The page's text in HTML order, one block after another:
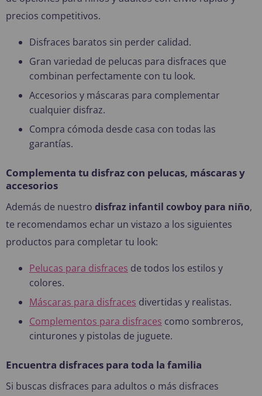
precios competitivos.
Disfraces baratos sin perder calidad.
Gran variedad de pelucas para disfraces que
combinan perfectamente con tu look.
Accesorios y máscaras para complementar
cualquier disfraz.
Compra cómoda desde casa con todas las
garantías.
Complementa tu disfraz con pelucas, máscaras y
accesorios
Además de nuestro disfraz infantil cowboy para niño,
te recomendamos echar un vistazo a los siguientes
productos para completar tu look:
Pelucas para disfraces de todos los estilos y
colores.
Máscaras para disfraces divertidas y realistas.
Complementos para disfraces como sombreros,
cinturones y pistolas de juguete.
Encuentra disfraces para toda la familia
Si buscas disfraces para adultos o más disfraces